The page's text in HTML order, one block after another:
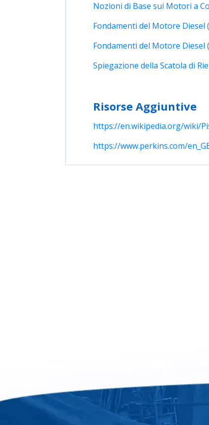
Nozioni di Base sui Motori a
Fondamenti del Motore Diesel
Fondamenti del Motore Diesel
Spiegazione della Scatola di
Risorse Aggiuntive
https://en.wikipedia.org/wiki/
https://www.perkins.com/